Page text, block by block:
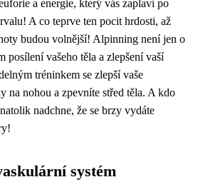
a energie, který vás zaplaví po
A co teprve ten pocit hrdosti, až
budou volnější! Alpinning není jen o
posílení vašeho těla a zlepšení vaší
tréninkem se zlepší vaše
na nohou a zpevníte střed těla. A kdo
nadchne, že se brzy vydáte
systém